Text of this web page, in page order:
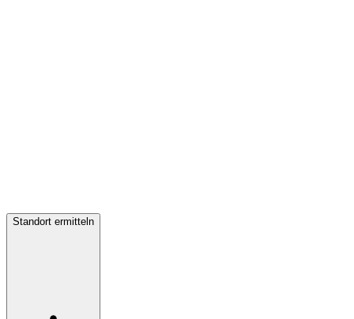
Standort ermitteln